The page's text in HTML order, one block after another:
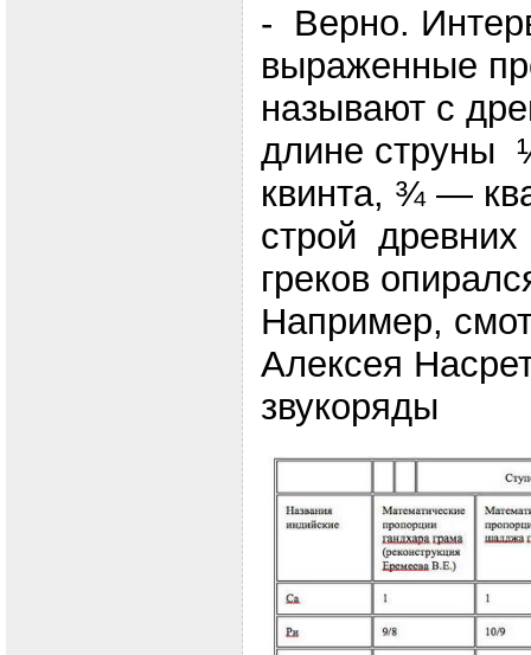
- Верно.
выраженные
называют с
длине струны
квинта, ¾ —
строй древних
греков
Например,
Алексея
звукоряды